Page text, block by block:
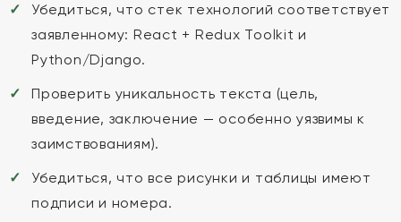
Убедиться, что стек технологий соответствует
заявленному: React + Redux Toolkit и
Python/Django.
Проверить уникальность текста (цель,
введение, заключение — особенно уязвимы к
заимствованиям).
Убедиться, что все рисунки и таблицы имеют
подписи и номера.